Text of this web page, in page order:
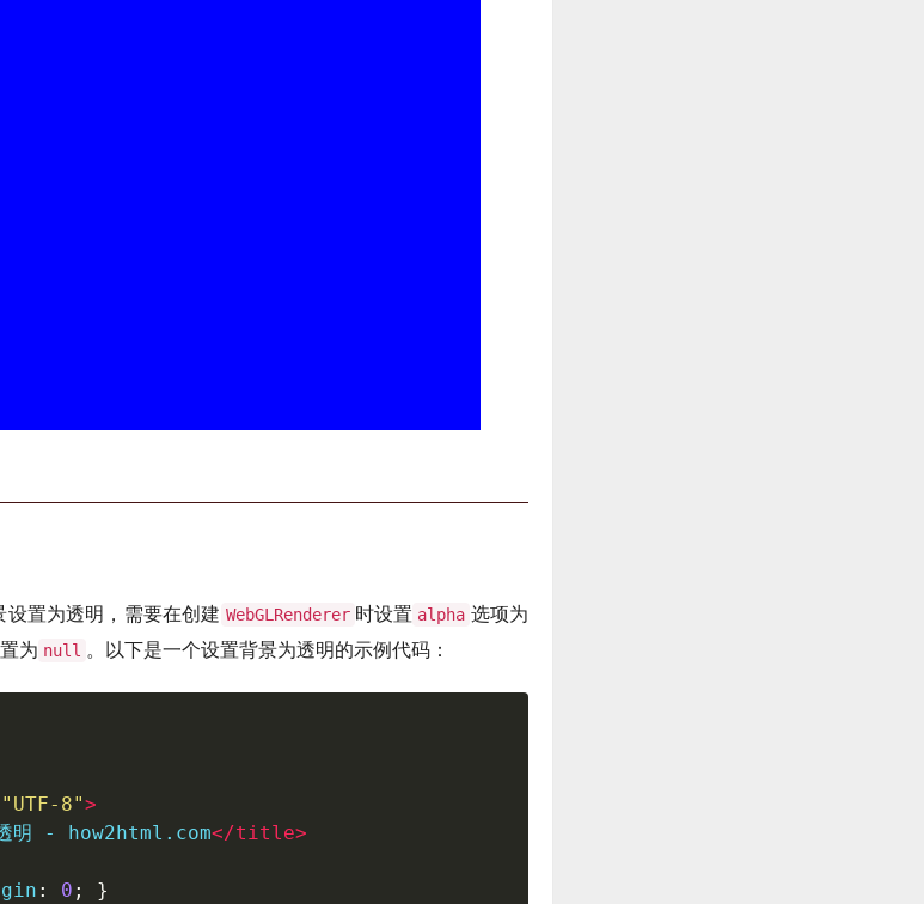
置为透明，需要在创建 WebGLRenderer 时设置 alpha 选项为
为 null 。以下是一个设置背景为透明的示例代码：
" UTF-8">
明 - how2html.com</title>
: 0 ; }